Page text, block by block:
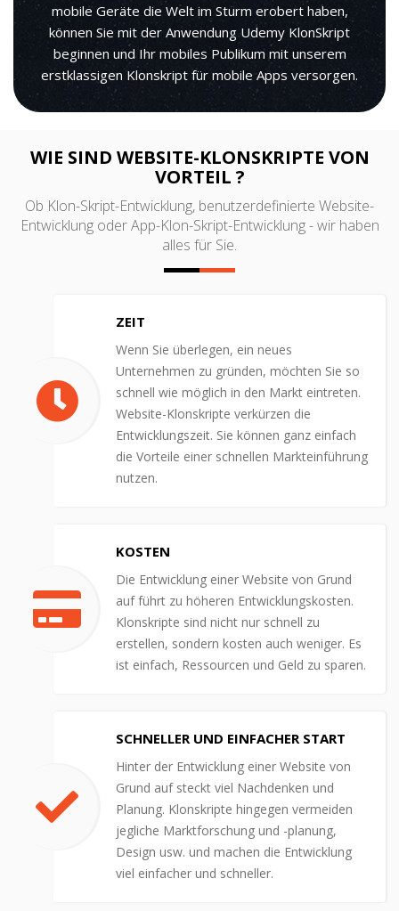
mobile Geräte die Welt im Sturm erobert haben,
können Sie mit der Anwendung Udemy KlonSkript
beginnen und Ihr mobiles Publikum mit unserem
erstklassigen Klonskript für mobile Apps versorgen.
WIE SIND WEBSITE-KLONSKRIPTE VON
VORTEIL ?
Ob Klon-Skript-Entwicklung, benutzerdefinierte Website-
Entwicklung oder App-Klon-Skript-Entwicklung - wir haben
alles für Sie.
ZEIT
Wenn Sie überlegen, ein neues
Unternehmen zu gründen, möchten Sie so
schnell wie möglich in den Markt eintreten.
Website-Klonskripte verkürzen die
Entwicklungszeit. Sie können ganz einfach
die Vorteile einer schnellen Markteinführung
nutzen.
KOSTEN
Die Entwicklung einer Website von Grund
auf führt zu höheren Entwicklungskosten.
Klonskripte sind nicht nur schnell zu
erstellen, sondern kosten auch weniger. Es
ist einfach, Ressourcen und Geld zu sparen.
SCHNELLER UND EINFACHER START
Hinter der Entwicklung einer Website von
Grund auf steckt viel Nachdenken und
Planung. Klonskripte hingegen vermeiden
jegliche Marktforschung und -planung,
Design usw. und machen die Entwicklung
viel einfacher und schneller.